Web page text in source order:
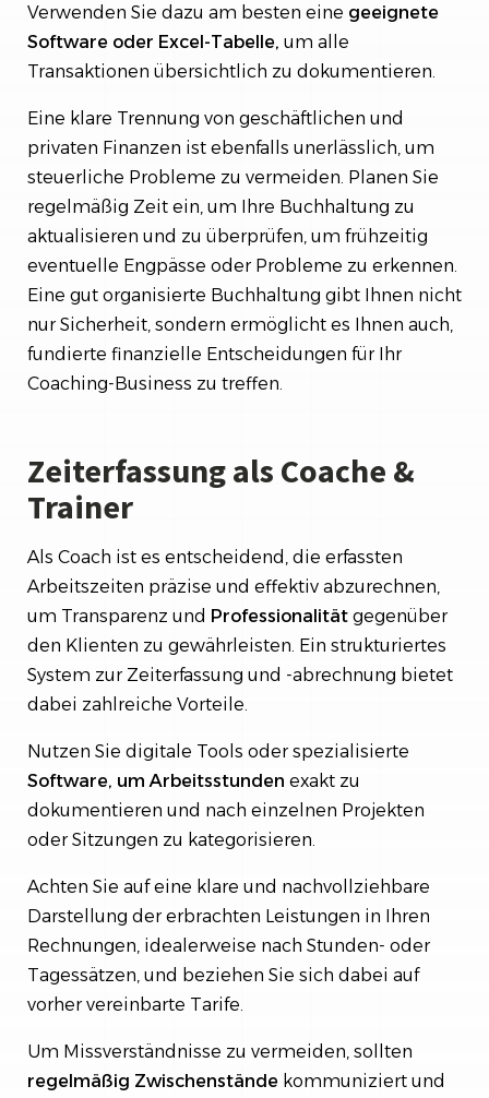
Verwenden Sie dazu am besten eine geeignete
Software oder Excel-Tabelle, um alle
Transaktionen übersichtlich zu dokumentieren.
Eine klare Trennung von geschäftlichen und
privaten Finanzen ist ebenfalls unerlässlich, um
steuerliche Probleme zu vermeiden. Planen Sie
regelmäßig Zeit ein, um Ihre Buchhaltung zu
aktualisieren und zu überprüfen, um frühzeitig
eventuelle Engpässe oder Probleme zu erkennen.
Eine gut organisierte Buchhaltung gibt Ihnen nicht
nur Sicherheit, sondern ermöglicht es Ihnen auch,
fundierte finanzielle Entscheidungen für Ihr
Coaching-Business zu treffen.
Zeiterfassung als Coache &
Trainer
Als Coach ist es entscheidend, die erfassten
Arbeitszeiten präzise und effektiv abzurechnen,
um Transparenz und Professionalität gegenüber
den Klienten zu gewährleisten. Ein strukturiertes
System zur Zeiterfassung und -abrechnung bietet
dabei zahlreiche Vorteile.
Nutzen Sie digitale Tools oder spezialisierte
Software, um Arbeitsstunden exakt zu
dokumentieren und nach einzelnen Projekten
oder Sitzungen zu kategorisieren.
Achten Sie auf eine klare und nachvollziehbare
Darstellung der erbrachten Leistungen in Ihren
Rechnungen, idealerweise nach Stunden- oder
Tagessätzen, und beziehen Sie sich dabei auf
vorher vereinbarte Tarife.
Um Missverständnisse zu vermeiden, sollten
regelmäßig Zwischenstände kommuniziert und